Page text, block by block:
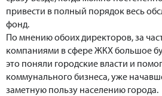
привести в полный порядок весь
фонд.
По мнению обоих директоров, за
компаниями в сфере ЖКХ большое
это поняли городские власти и
коммунального бизнеса, уже
заметную пользу населению города.